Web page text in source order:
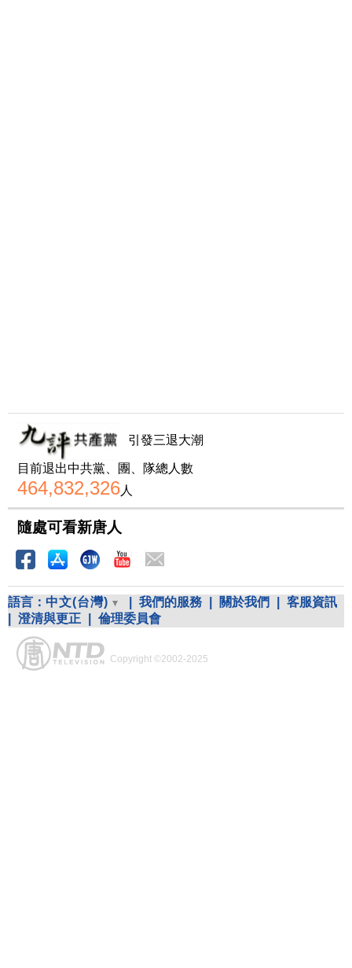
引發三退大潮
目前退出中共黨、團、隊總人數
464,832,326人
隨處可看新唐人
語言： 中文(台灣) 我們的服務 關於我們
客服資訊
澄清與更正 倫理委員會
Copyright ©2002-2025